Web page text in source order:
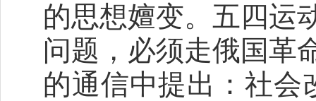
的思想嬗变。五四运
问题，必须走俄国革
的通信中提出：社会